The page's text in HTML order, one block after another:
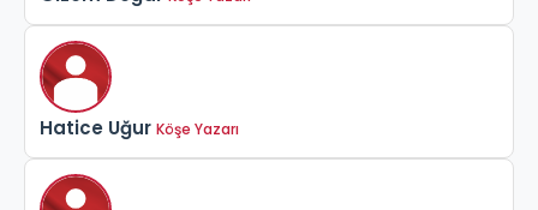
Hatice Uğur Köşe Yazarı